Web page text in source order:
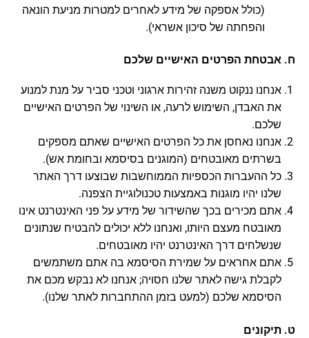
(כולל אספקה של מידע לאחרים למטרות מניעת הונאה
והפחתה של סיכון אשראי).
ח. אבטחת הפרטים האישיים שלכם
אנחנו ננקוט משנה זהירות ארגוני וטכני סביר על מנת למנוע
את האבדן, השימוש לרעה, או השינוי של הפרטים האישיים
שלכם.
אנחנו נאחסן את כל הפרטים האישיים שאתם מספקים
בשרתים מאובטחים (המוגנים בסיסמא ובחומת אש).
כל ההעברות הכספיות הממוחשבות שבוצעו דרך האתר
שלנו יהיו מוגנות באמצעות טכנולוגיית הצפנה.
אתם מכירים בכך שהשידור של מידע על פני האינטרנט אינו
מאובטח מעצם היותו, ואנחנו ללא יכולים להבטיח שנתונים
שנשלחים דרך האינטרנט יהיו מאובטחים.
אתם אחראים על שמירת הסיסמא בה אתם משתמשים
לקבלת גישה לאתר שלנו חסויה; אנחנו לא נבקש מכם את
הסיסמא שלכם (למעט בזמן ההתחברות לאתר שלנו).
ט. תיקונים